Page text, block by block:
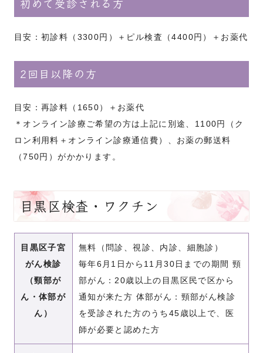
初めて受診される方
目安：初診料（3300円）＋ピル検査（4400円）＋お薬代
2回目以降の方
目安：再診料（1650）＋お薬代
＊オンライン診療ご希望の方は上記に別途、1100円
（ク
ロン利用料＋オンライン診療通信費）、お薬の郵送料
（750円）がかかります。
目黒区検査・ワクチン
目黒区子宮
がん検診
（頸部が
ん・体部が
ん）
無料（問診、視診、内診、細胞診）
毎年6月1日から11月30日までの期間 頸
部がん：20歳以上の目黒区民で区から
通知が来た方 体部がん：頸部がん検診
を受診された方のうち45歳以上で、医
師が必要と認めた方